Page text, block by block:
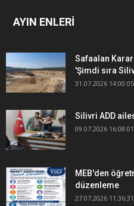
AYIN ENLERİ
Safaalan
'Şimdi sıra
31.07.2026 14:00:05
Silivri ADD
09.07.2026 16:08:01
MEB'den
düzenleme
27.07.2026 11:36:31